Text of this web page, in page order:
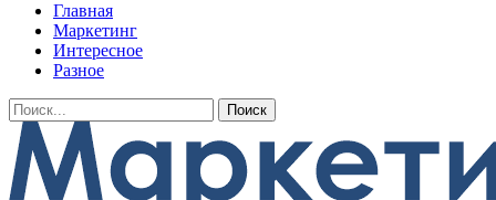
Главная
Маркетинг
Интересное
Разное